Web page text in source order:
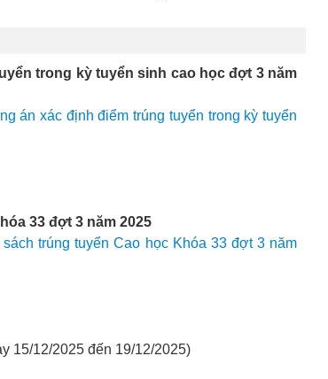
trong kỳ tuyển sinh cao học đợt 3 năm
án xác định điểm trúng tuyển trong kỳ tuyển
33 đợt 3 năm 2025
trúng tuyển Cao học Khóa 33 đợt 3 năm
15/12/2025 đến 19/12/2025)